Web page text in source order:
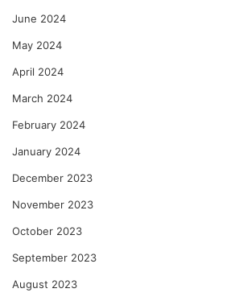
June 2024
May 2024
April 2024
March 2024
February 2024
January 2024
December 2023
November 2023
October 2023
September 2023
August 2023